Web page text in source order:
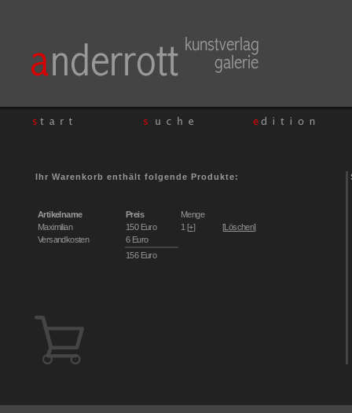
Ihr Warenkorb enthält folgende Produkte:
Artikelname Preis
Menge
Maximilian
150 Euro 1 [+] [Löschen]
Versandkosten
6 Euro
156 Euro